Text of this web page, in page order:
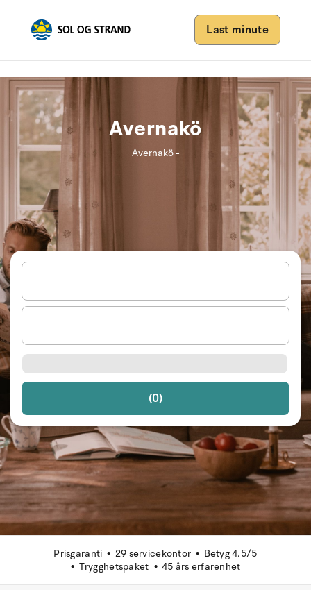
Last minute
(0)
Avernakö
Avernakö -
Prisgaranti 29 servicekontor
Betyg 4.5/5
Trygghetspaket
45 års erfarenhet